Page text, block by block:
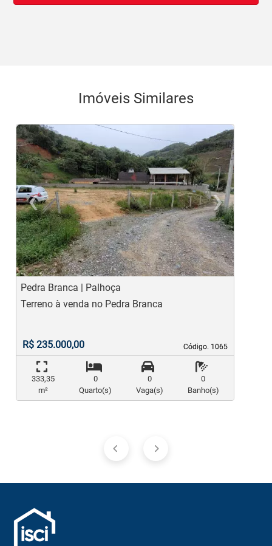
Imóveis Similares
‹
Previous
›
Pedra Branca | Palhoça
Código. 1065
Código. 1065
Terreno à venda no Pedra Branca
R$ 235.000,00
333,35
m²
0
Quarto(s)
0
Vaga(s)
0
Banho(s)